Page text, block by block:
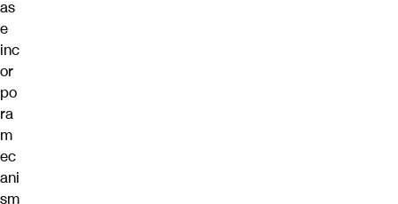
as
e
inc
or
po
ra
m
ec
ani
sm